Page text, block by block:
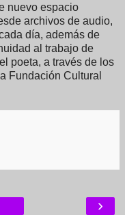
nuevo espacio
archivos de audio,
día, además de
al trabajo de
poeta, a través de los
Fundación Cultural
›